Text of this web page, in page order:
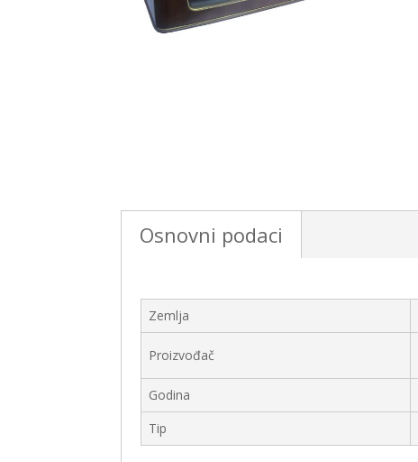
Osnovni podaci
Zemlja
Proizvođač
Godina
Tip